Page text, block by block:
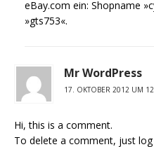
eBay.com ein: Shopname
»gts753«.
Mr WordPress
17. OKTOBER 2012 UM
Hi, this is a comment.
To delete a comment, just